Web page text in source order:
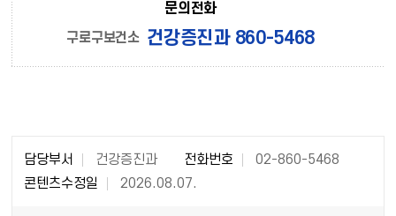
문의전화
구로구보건소 건강증진과 860-5468
담당부서 건강증진과 전화번호
02-860-5468
콘텐츠수정일
2026.08.07.